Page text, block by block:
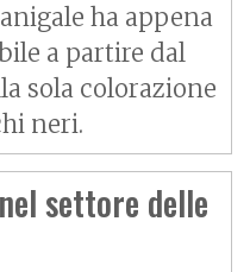
ha appena
a partire dal
sola colorazione
neri.
settore delle